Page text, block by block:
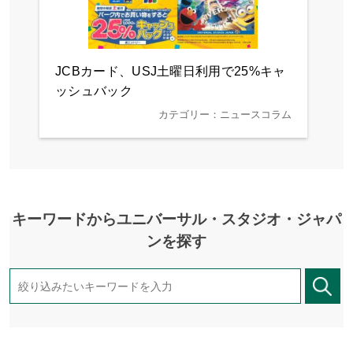
JCBカード、USJ土曜日利用で25%キャ
ッシュバック
カテゴリー：ニュースコラム
キーワードからユニバーサル・スタジオ・ジャパ
ンを探す